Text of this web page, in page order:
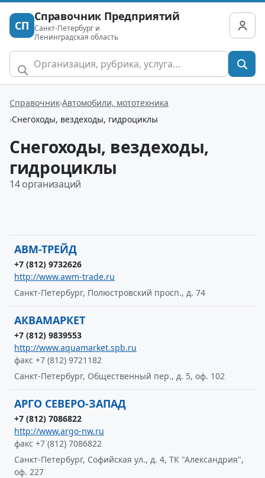
СП
Справочник Предприятий
Санкт-Петербург и
Ленинградская область
Справочник Автомобили, мототехника
Снегоходы, вездеходы, гидроциклы
Снегоходы, вездеходы,
гидроциклы
14 организаций
АВМ-ТРЕЙД
+7 (812) 9732626
http://www.awm-trade.ru
Санкт-Петербург, Полюстровский просп., д. 74
АКВАМАРКЕТ
+7 (812) 9839553
http://www.aquamarket.spb.ru
факс +7 (812) 9721182
Санкт-Петербург, Общественный пер., д. 5, оф. 102
АРГО СЕВЕРО-ЗАПАД
+7 (812) 7086822
http://www.argo-nw.ru
факс +7 (812) 7086822
Санкт-Петербург, Софийская ул., д. 4, ТК "Александрия",
оф. 227